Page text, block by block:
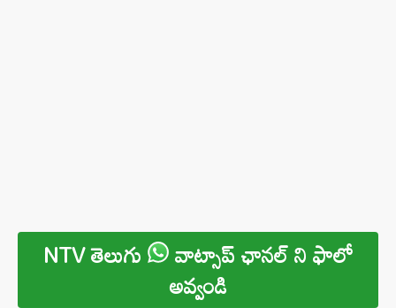
NTV తెలుగు వాట్సాప్ ఛానల్ ని ఫాలో
అవ్వండి